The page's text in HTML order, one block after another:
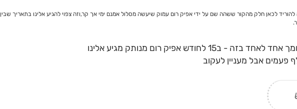
לכאן חלק מהקור ששהה שם על ידי אפיק רום עמוק שיעשה מסלול אמנם ימי אך קר,וזה צפוי להגיע אלינו בתאריך שבין
- ב15 לחודש אפיק רום מנותק מגיע אלינו
פעמים אבל מעניין לעקוב